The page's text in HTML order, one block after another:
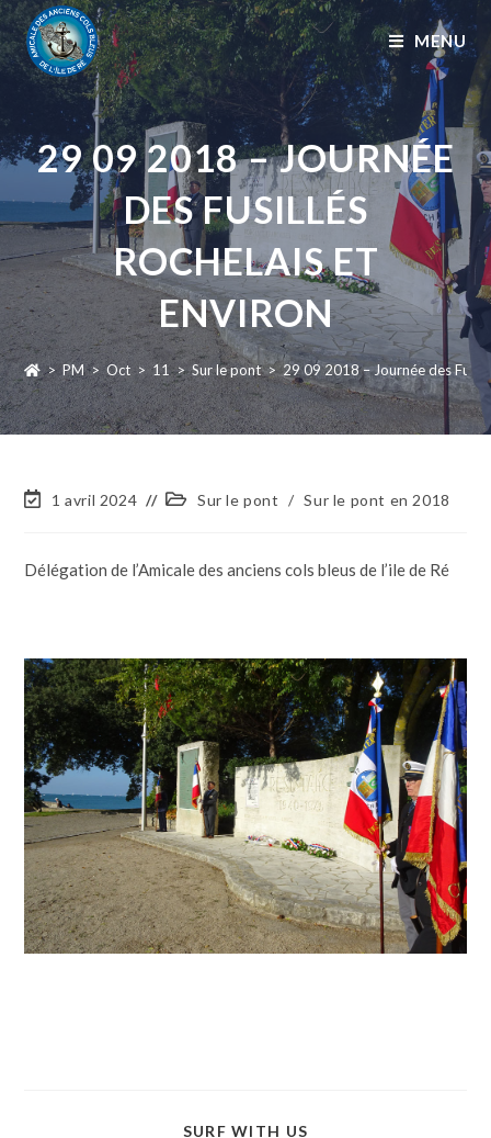
MENU
29 09 2018 – JOURNÉE
DES FUSILLÉS
ROCHELAIS ET
ENVIRON
> PM > Oct > 11 > Sur le pont > 29 09 2018 – Journée des
1 avril 2024 Sur le pont / Sur le pont en 2018
Délégation de l’Amicale des anciens cols bleus de l’ile de Ré
SURF WITH US